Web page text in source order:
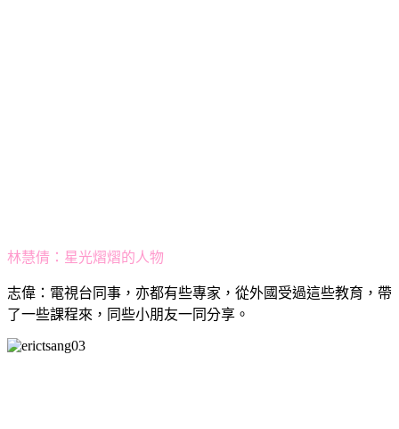
林慧倩：星光熠熠的人物
志偉：電視台同事，亦都有些專家，從外國受過這些教育，帶
了一些課程來，同些小朋友一同分享。